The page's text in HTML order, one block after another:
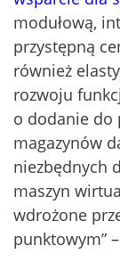
modułową,
przystępną
również
rozwoju
o dodanie do
magazynów
niezbędnych
maszyn
wdrożone
punktowym”